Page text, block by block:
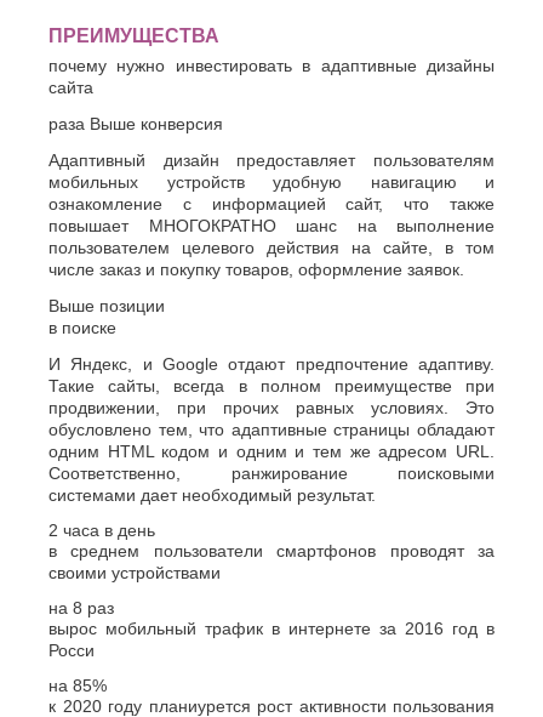
Грозный
Д
Дербент
Дзержинск
Димитровград
Е
Елец
Ессентуки
Ж
Жуковский
З
Златоуст
Иваново
Ижевск
Й
Йошкар-
К
Псков
Пятигорск
на-
Дону
Рыбинск
Рязань
С
Салават
Самара
Санкт-
Петербург
Сарапул
Саратов
Севастополь
Сергиев
Серпухов
Симферополь
Смоленск
Сочи
Ставрополь
Старый
Оскол
Стерлитамак
ПРЕИМУЩЕСТВА
почему нужно инвестировать в адаптивные дизайны
сайта
раза Выше конверсия
Адаптивный дизайн предоставляет пользователям
мобильных устройств удобную навигацию и
ознакомление с информацией сайт, что также
повышает МНОГОКРАТНО шанс на выполнение
пользователем целевого действия на сайте, в том
числе заказ и покупку товаров, оформление заявок.
Выше позиции
в поиске
И Яндекс, и Google отдают предпочтение адаптиву.
Такие сайты, всегда в полном преимуществе при
продвижении, при прочих равных условиях. Это
обусловлено тем, что адаптивные страницы обладают
одним HTML кодом и одним и тем же адресом URL.
Соответственно, ранжирование поисковыми
системами дает необходимый результат.
2 часа в день
в среднем пользователи смартфонов проводят за
своими устройствами
на 8 раз
вырос мобильный трафик в интернете за 2016 год в
Росси
на 85%
к 2020 году планиурется рост активности пользования